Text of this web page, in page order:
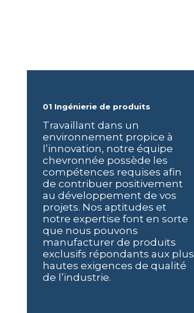
01 Ingénierie de produits
Travaillant dans un
environnement propice à
l’innovation, notre équipe
chevronnée possède les
compétences requises afin
de contribuer positivement
au développement de vos
projets. Nos aptitudes et
notre expertise font en sorte
que nous pouvons
manufacturer de produits
exclusifs répondants aux plus
hautes exigences de qualité
de l’industrie.